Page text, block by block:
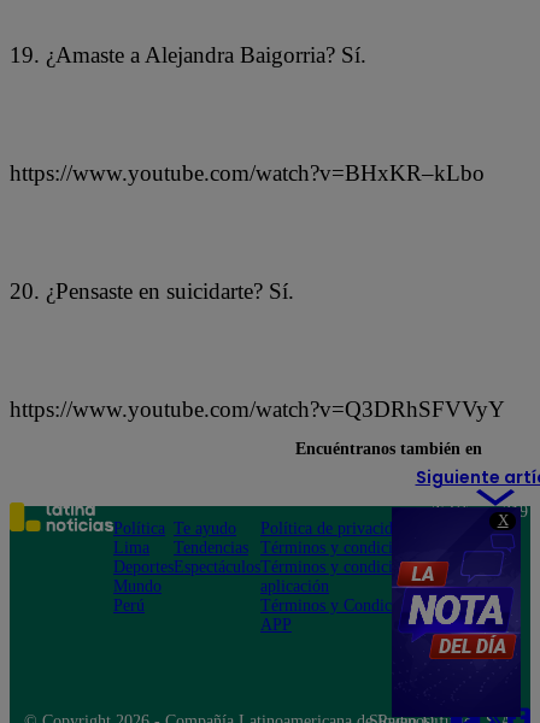
X
19. ¿Amaste a Alejandra Baigorria? Sí.
https://www.youtube.com/watch?v=BHxKR–kLbo
20. ¿Pensaste en suicidarte? Sí.
https://www.youtube.com/watch?v=Q3DRhSFVVyY
Siguiente
Encuéntranos también en
Política
Lima
Deportes
Mundo
Perú
Te ayudo
Tendencias
Espectáculos
Política de privacidad
Términos y condiciones
Términos y condiciones
aplicación
Términos y Condiciones
APP
Teléfono: 219
Av. San
Felipe 968
Jesús María